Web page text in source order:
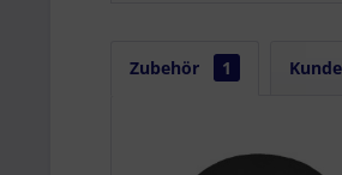
Zubehör 1